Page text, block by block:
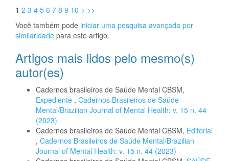
1 2 3 4 5 6 7 8 9 10 > >>
Você também pode iniciar uma pesquisa avançada por
similaridade para este artigo.
Artigos mais lidos pelo mesmo(s)
autor(es)
Cadernos brasileiros de Saúde Mental CBSM,
Expediente , Cadernos Brasileiros de Saúde
Mental/Brazilian Journal of Mental Health: v. 15 n. 44
(2023)
Cadernos brasileiros de Saúde Mental CBSM, Editorial
, Cadernos Brasileiros de Saúde Mental/Brazilian
Journal of Mental Health: v. 15 n. 44 (2023)